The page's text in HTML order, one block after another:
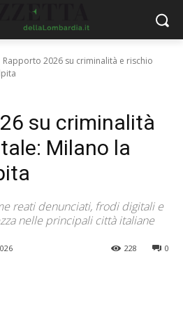
Rapporto 2026 su criminalità e rischio
su criminalità
Milano la
reati denunciati, frodi digitali e
nelle principali città italiane
0
228